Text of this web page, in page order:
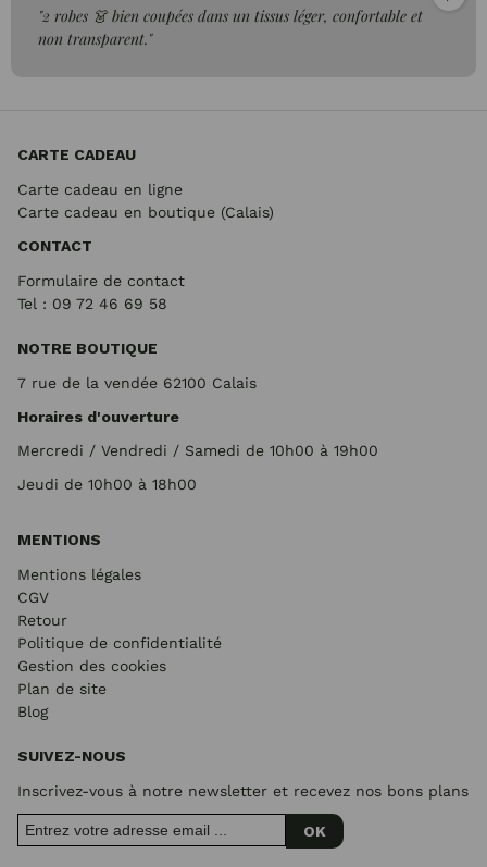
"2 robes 👗 bien coupées dans un tissus léger, confortable et
non transparent."
CARTE CADEAU
Carte cadeau en ligne
Carte cadeau en boutique (Calais)
CONTACT
Formulaire de contact
Tel : 09 72 46 69 58
NOTRE BOUTIQUE
7 rue de la vendée 62100 Calais
Horaires d'ouverture
Mercredi / Vendredi / Samedi de 10h00 à 19h00
Jeudi de 10h00 à 18h00
MENTIONS
Mentions légales
CGV
Retour
Politique de confidentialité
Gestion des cookies
Plan de site
Blog
SUIVEZ-NOUS
Inscrivez-vous à notre newsletter et recevez nos bons plans
OK